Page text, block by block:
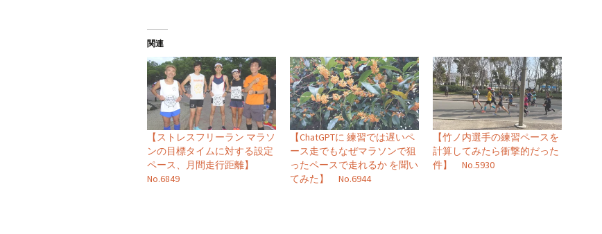
関連
【ストレスフリーラン マラソ
ンの目標タイムに対する設定
ペース、月間走行距離】
No.6849
【ChatGPTに 練習では遅いペ
ース走でもなぜマラソンで狙
ったペースで走れるか を聞い
てみた】 No.6944
【竹ノ内選手の練習ペースを
計算してみたら衝撃的だった
件】 No.5930